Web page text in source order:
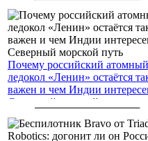
Почему российский атомный
ледокол «Ленин» остаётся
важен и чем Индии
Северный морской путь